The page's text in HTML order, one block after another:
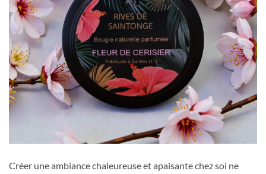
Créer une ambiance chaleureuse et apaisante chez soi ne